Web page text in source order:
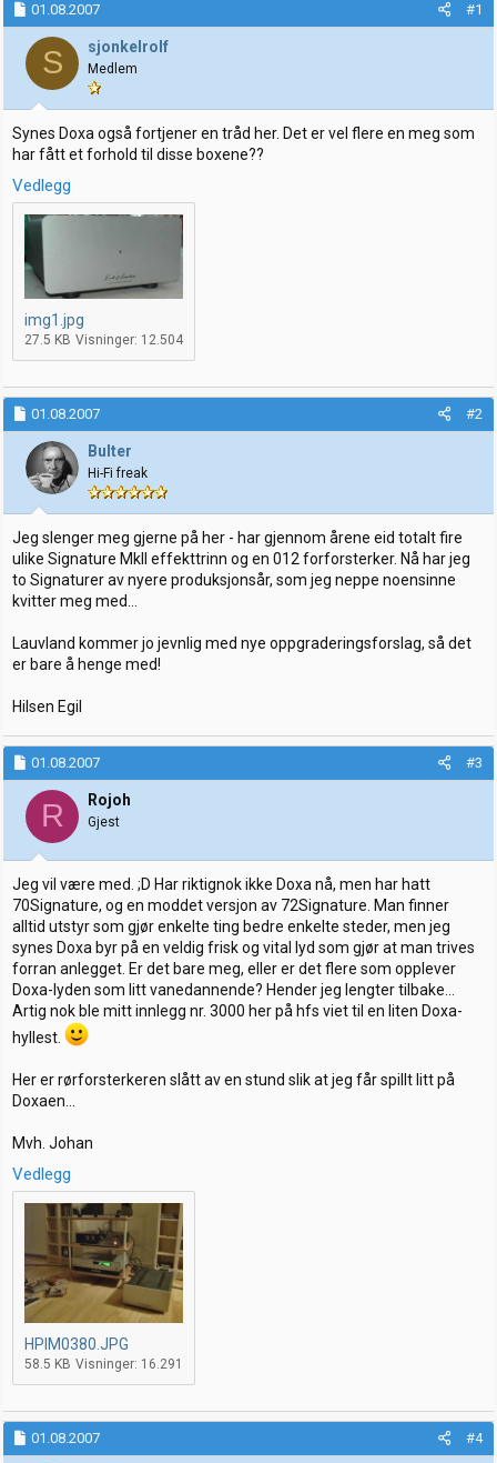
r
t
e
o
01.08.2007 #1
S sjonkelrolf
Medlem
Synes Doxa også fortjener en tråd her. Det er vel flere en meg som
har fått et forhold til disse boxene??
Vedlegg
img1.jpg
27.5 KB Visninger: 12.504
01.08.2007 #2
Bulter
Hi-Fi freak
Jeg slenger meg gjerne på her - har gjennom årene eid totalt fire
ulike Signature MkII effekttrinn og en 012 forforsterker. Nå har jeg
to Signaturer av nyere produksjonsår, som jeg neppe noensinne
kvitter meg med...
Lauvland kommer jo jevnlig med nye oppgraderingsforslag, så det
er bare å henge med!
Hilsen Egil
01.08.2007 #3
R Rojoh
Gjest
Jeg vil være med. ;D Har riktignok ikke Doxa nå, men har hatt
70Signature, og en moddet versjon av 72Signature. Man finner
alltid utstyr som gjør enkelte ting bedre enkelte steder, men jeg
synes Doxa byr på en veldig frisk og vital lyd som gjør at man trives
forran anlegget. Er det bare meg, eller er det flere som opplever
Doxa-lyden som litt vanedannende? Hender jeg lengter tilbake...
Artig nok ble mitt innlegg nr. 3000 her på hfs viet til en liten Doxa-
hyllest.
Her er rørforsterkeren slått av en stund slik at jeg får spillt litt på
Doxaen...
Mvh. Johan
Vedlegg
HPIM0380.JPG
58.5 KB Visninger: 16.291
01.08.2007 #4